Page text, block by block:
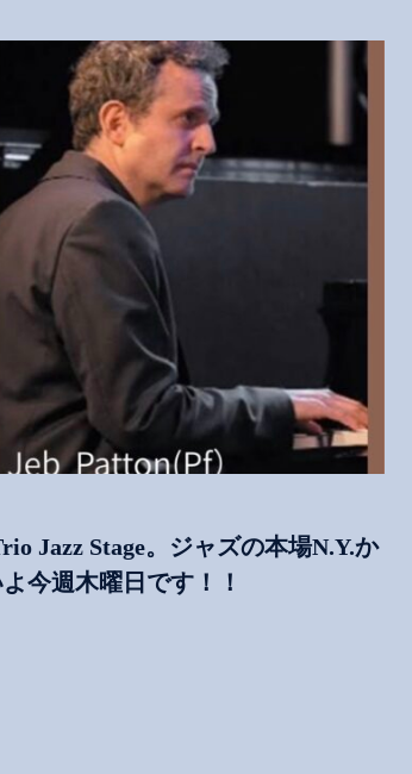
Jazz Stage。ジャズの本場N.Y.か
今週木曜日です！！